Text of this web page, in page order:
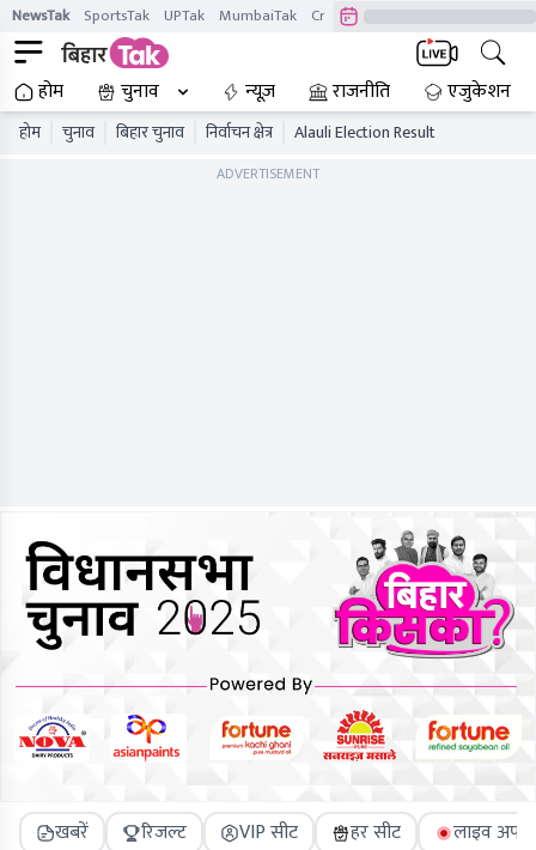
NewsTak SportsTak UPTak MumbaiTak CrimeTak
होम चुनाव न्यूज़ राजनीति एजुकेशन
होम चुनाव बिहार चुनाव निर्वाचन क्षेत्र Alauli Election Result
ADVERTISEMENT
खबरें रिजल्ट VIP सीट हर सीट लाइव